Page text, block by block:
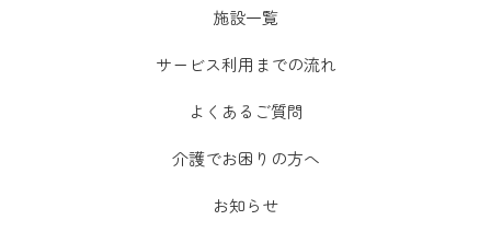
施設一覧
サービス利用までの流れ
よくあるご質問
介護でお困りの方へ
お知らせ